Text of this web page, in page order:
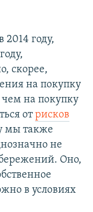
2014 году,
скорее,
на покупку
чем на покупку
отрисков
мы также
не
Оно,
в условиях